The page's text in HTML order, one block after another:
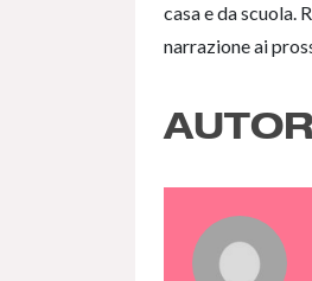
casa e da scuola.
narrazione ai